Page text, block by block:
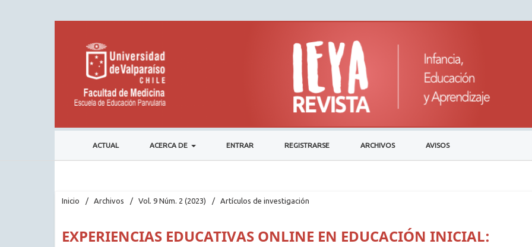
ACTUAL ACERCA DE ENTRAR REGISTRARSE ARCHIVOS AVISOS
Inicio / Archivos / Vol. 9 Núm. 2 (2023) / Artículos de investigación
EXPERIENCIAS EDUCATIVAS ONLINE EN EDUCACIÓN INICIAL: